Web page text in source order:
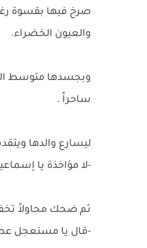
صرخ فيها بقسوة
والعيون الخضراء.
وبجسدها متوسط
ساحراً .
ليسارع والدها
-لا مؤاخذة يا
ثم ضحك محاولاً
-قال يا مستعجل